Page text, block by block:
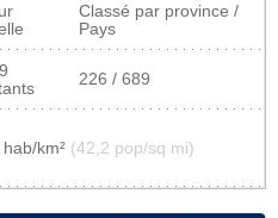
Classé par province /
Pays
226 / 689
km² (42,2 pop/sq mi)